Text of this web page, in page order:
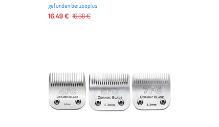
gefunden beizooplus
16,49 € 16,60 €